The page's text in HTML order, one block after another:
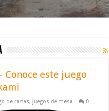
Conoce este juego
de cartas, juegos de mesa 0